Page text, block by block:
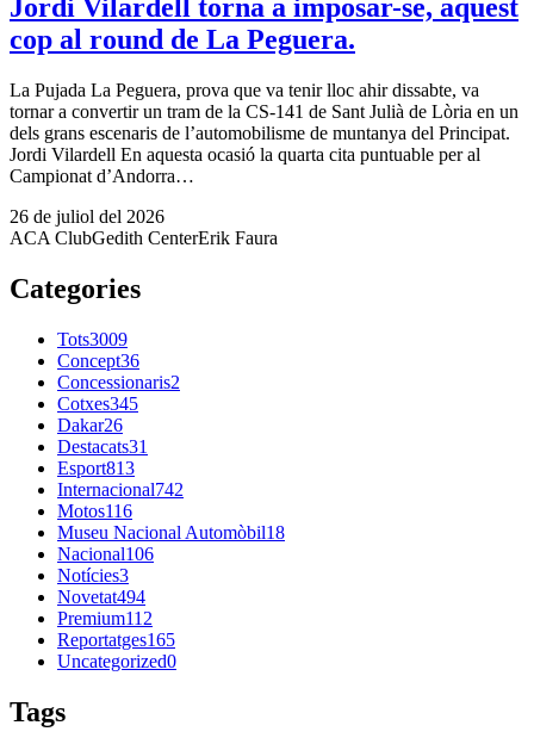
Jordi Vilardell torna a imposar-se, aquest
cop al round de La Peguera.
La Pujada La Peguera, prova que va tenir lloc ahir dissabte, va
tornar a convertir un tram de la CS-141 de Sant Julià de Lòria en un
dels grans escenaris de l’automobilisme de muntanya del Principat.
Jordi Vilardell En aquesta ocasió la quarta cita puntuable per al
Campionat d’Andorra…
26 de juliol del 2026
ACA ClubGedith CenterErik Faura
Categories
Tots3009
Concept36
Concessionaris2
Cotxes345
Dakar26
Destacats31
Esport813
Internacional742
Motos116
Museu Nacional Automòbil18
Nacional106
Notícies3
Novetat494
Premium112
Reportatges165
Uncategorized0
Tags